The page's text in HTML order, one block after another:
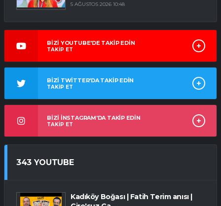
5 AĞUSTOS 2026 10:48
BİZİ YOUTUBE'DE TAKİP EDİN
TAKİP ET
BİZİ TWİTTER'DA TAKİP EDİN
TAKİP ET
BİZİ İNSTAGRAM'DA TAKİP EDİN
TAKİP ET
343 YOUTUBE
Kadıköy Boğası | Fatih Terim anısı |